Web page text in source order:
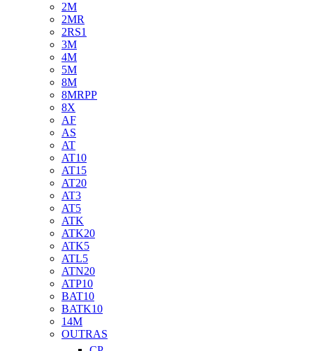
2M
2MR
2RS1
3M
4M
5M
8M
8MRPP
8X
AF
AS
AT
AT10
AT15
AT20
AT3
AT5
ATK
ATK20
ATK5
ATL5
ATN20
ATP10
BAT10
BATK10
14M
OUTRAS